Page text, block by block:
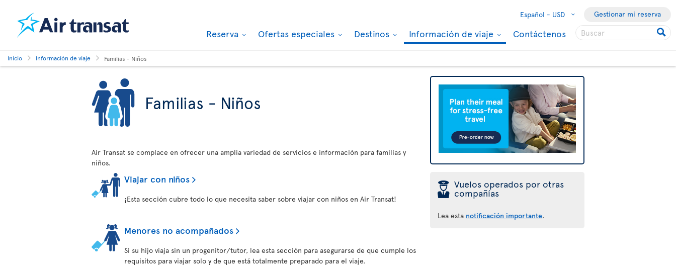
Español - USD Gestionar mi reserva
Reserva Ofertas especiales Destinos Información de viaje Contáctenos
Inicio Información de viaje Familias - Niños
Familias - Niños
Air Transat se complace en ofrecer una amplia variedad de servicios e información para familias y
niños.
Viajar con niños
¡Esta sección cubre todo lo que necesita saber sobre viajar con niños en Air Transat!
Menores no acompañados
Si su hijo viaja sin un progenitor/tutor, lea esta sección para asegurarse de que cumple los
requisitos para viajar solo y de que está totalmente preparado para el viaje.
þ Vuelos operados por otras
compañías
Lea esta notificación importante.